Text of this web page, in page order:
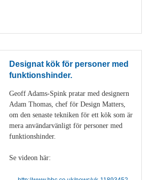
Designat kök för personer med
funktionshinder.
Geoff Adams-Spink pratar med designern
Adam Thomas, chef för Design Matters,
om den senaste tekniken för ett kök som är
mera användarvänligt för personer med
funktionshinder.
Se videon här: